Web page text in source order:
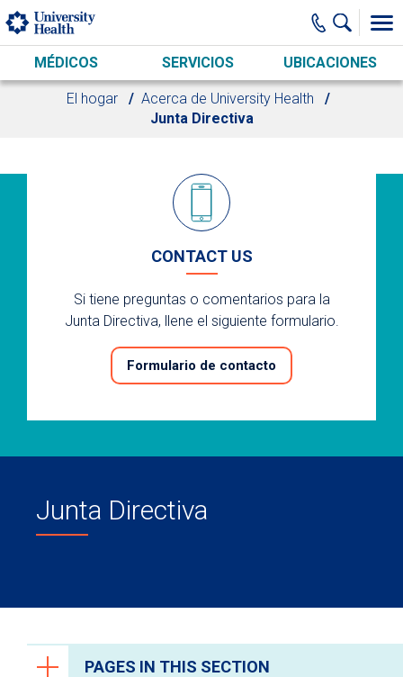
Skip to main content
MÉDICOS SERVICIOS UBICACIONES
El hogar
Acerca de University Health
Junta Directiva
CONTACT US
Si tiene preguntas o comentarios para la
Junta Directiva, llene el siguiente formulario.
Formulario de contacto
Junta Directiva
PAGES IN THIS SECTION